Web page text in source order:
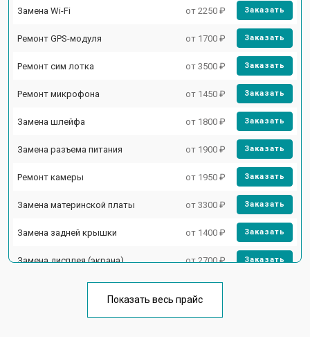
Замена Wi-Fi от 2250 ₽ Заказать
Ремонт GPS-модуля от 1700 ₽ Заказать
Ремонт сим лотка от 3500 ₽ Заказать
Ремонт микрофона от 1450 ₽ Заказать
Замена шлейфа от 1800 ₽ Заказать
Замена разъема питания от 1900 ₽ Заказать
Ремонт камеры от 1950 ₽ Заказать
Замена материнской платы от 3300 ₽ Заказать
Замена задней крышки от 1400 ₽ Заказать
Замена дисплея (экрана) от 2700 ₽ Заказать
Замена кнопки включения от 1750 ₽
Показать весь прайс